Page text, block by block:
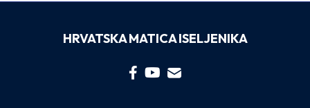
HRVATSKA MATICA ISELJENIKA